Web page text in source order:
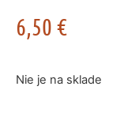
6,50€
Nie je na sklade